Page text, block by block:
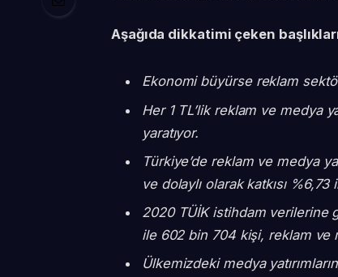
Aşağıda dikkatimi çeken
Ekonomi büyürse reklam
Her 1 TL’lik reklam ve medya
yaratıyor.
Türkiye’de reklam ve medya
ve dolaylı olarak katkısı
2020 TÜİK istihdam verilerine
ile 602 bin 704 kişi, reklam ve
Ülkemizdeki medya